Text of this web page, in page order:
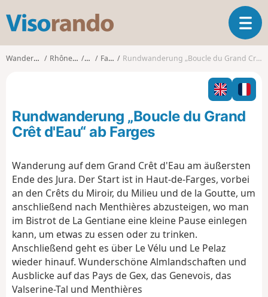
s
o
T
o
g
l
n
a
t
i
o
n
Wanderungen Rhône-Alpes Ain Farges Rundwanderung „Boucle du Grand Crêt d'Eau“ ab Farges
Rundwanderung „Boucle du Grand
Crêt d'Eau“ ab Farges
Wanderung auf dem Grand Crêt d'Eau am äußersten
Ende des Jura. Der Start ist in Haut-de-Farges, vorbei
an den Crêts du Miroir, du Milieu und de la Goutte, um
anschließend nach Menthières abzusteigen, wo man
im Bistrot de La Gentiane eine kleine Pause einlegen
kann, um etwas zu essen oder zu trinken.
Anschließend geht es über Le Vélu und Le Pelaz
wieder hinauf. Wunderschöne Almlandschaften und
Ausblicke auf das Pays de Gex, das Genevois, das
Valserine-Tal und Menthières